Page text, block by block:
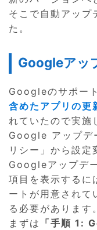
そこで自動アップ
た。
Googleアッ
Googleのサポー
含めたアプリの更
れていたので実施
Google アップデ
リシー」から設定
Googleアップデ
項目を表示する
ートが用意されて
る必要があります。
まずは 「手順 1: